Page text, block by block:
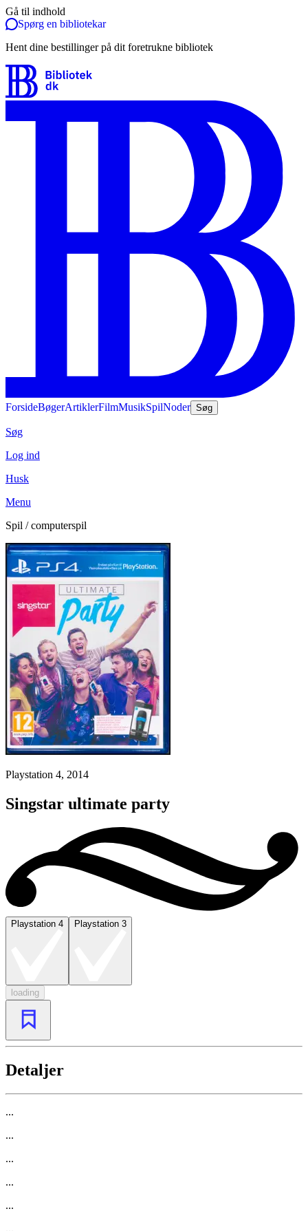
Gå til indhold
Spørg en bibliotekar
Hent dine bestillinger på dit foretrukne bibliotek
ForsideBøgerArtiklerFilmMusikSpilNoder Søg
Søg
Log ind
Husk
Menu
Spil / computerspil
Playstation 4, 2014
Singstar ultimate party
Playstation 4 Playstation 3
loading
Detaljer
...
...
...
...
...
...